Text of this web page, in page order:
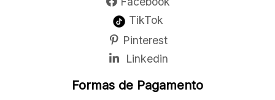
TikTok
Pinterest
Linkedin
Formas de Pagamento